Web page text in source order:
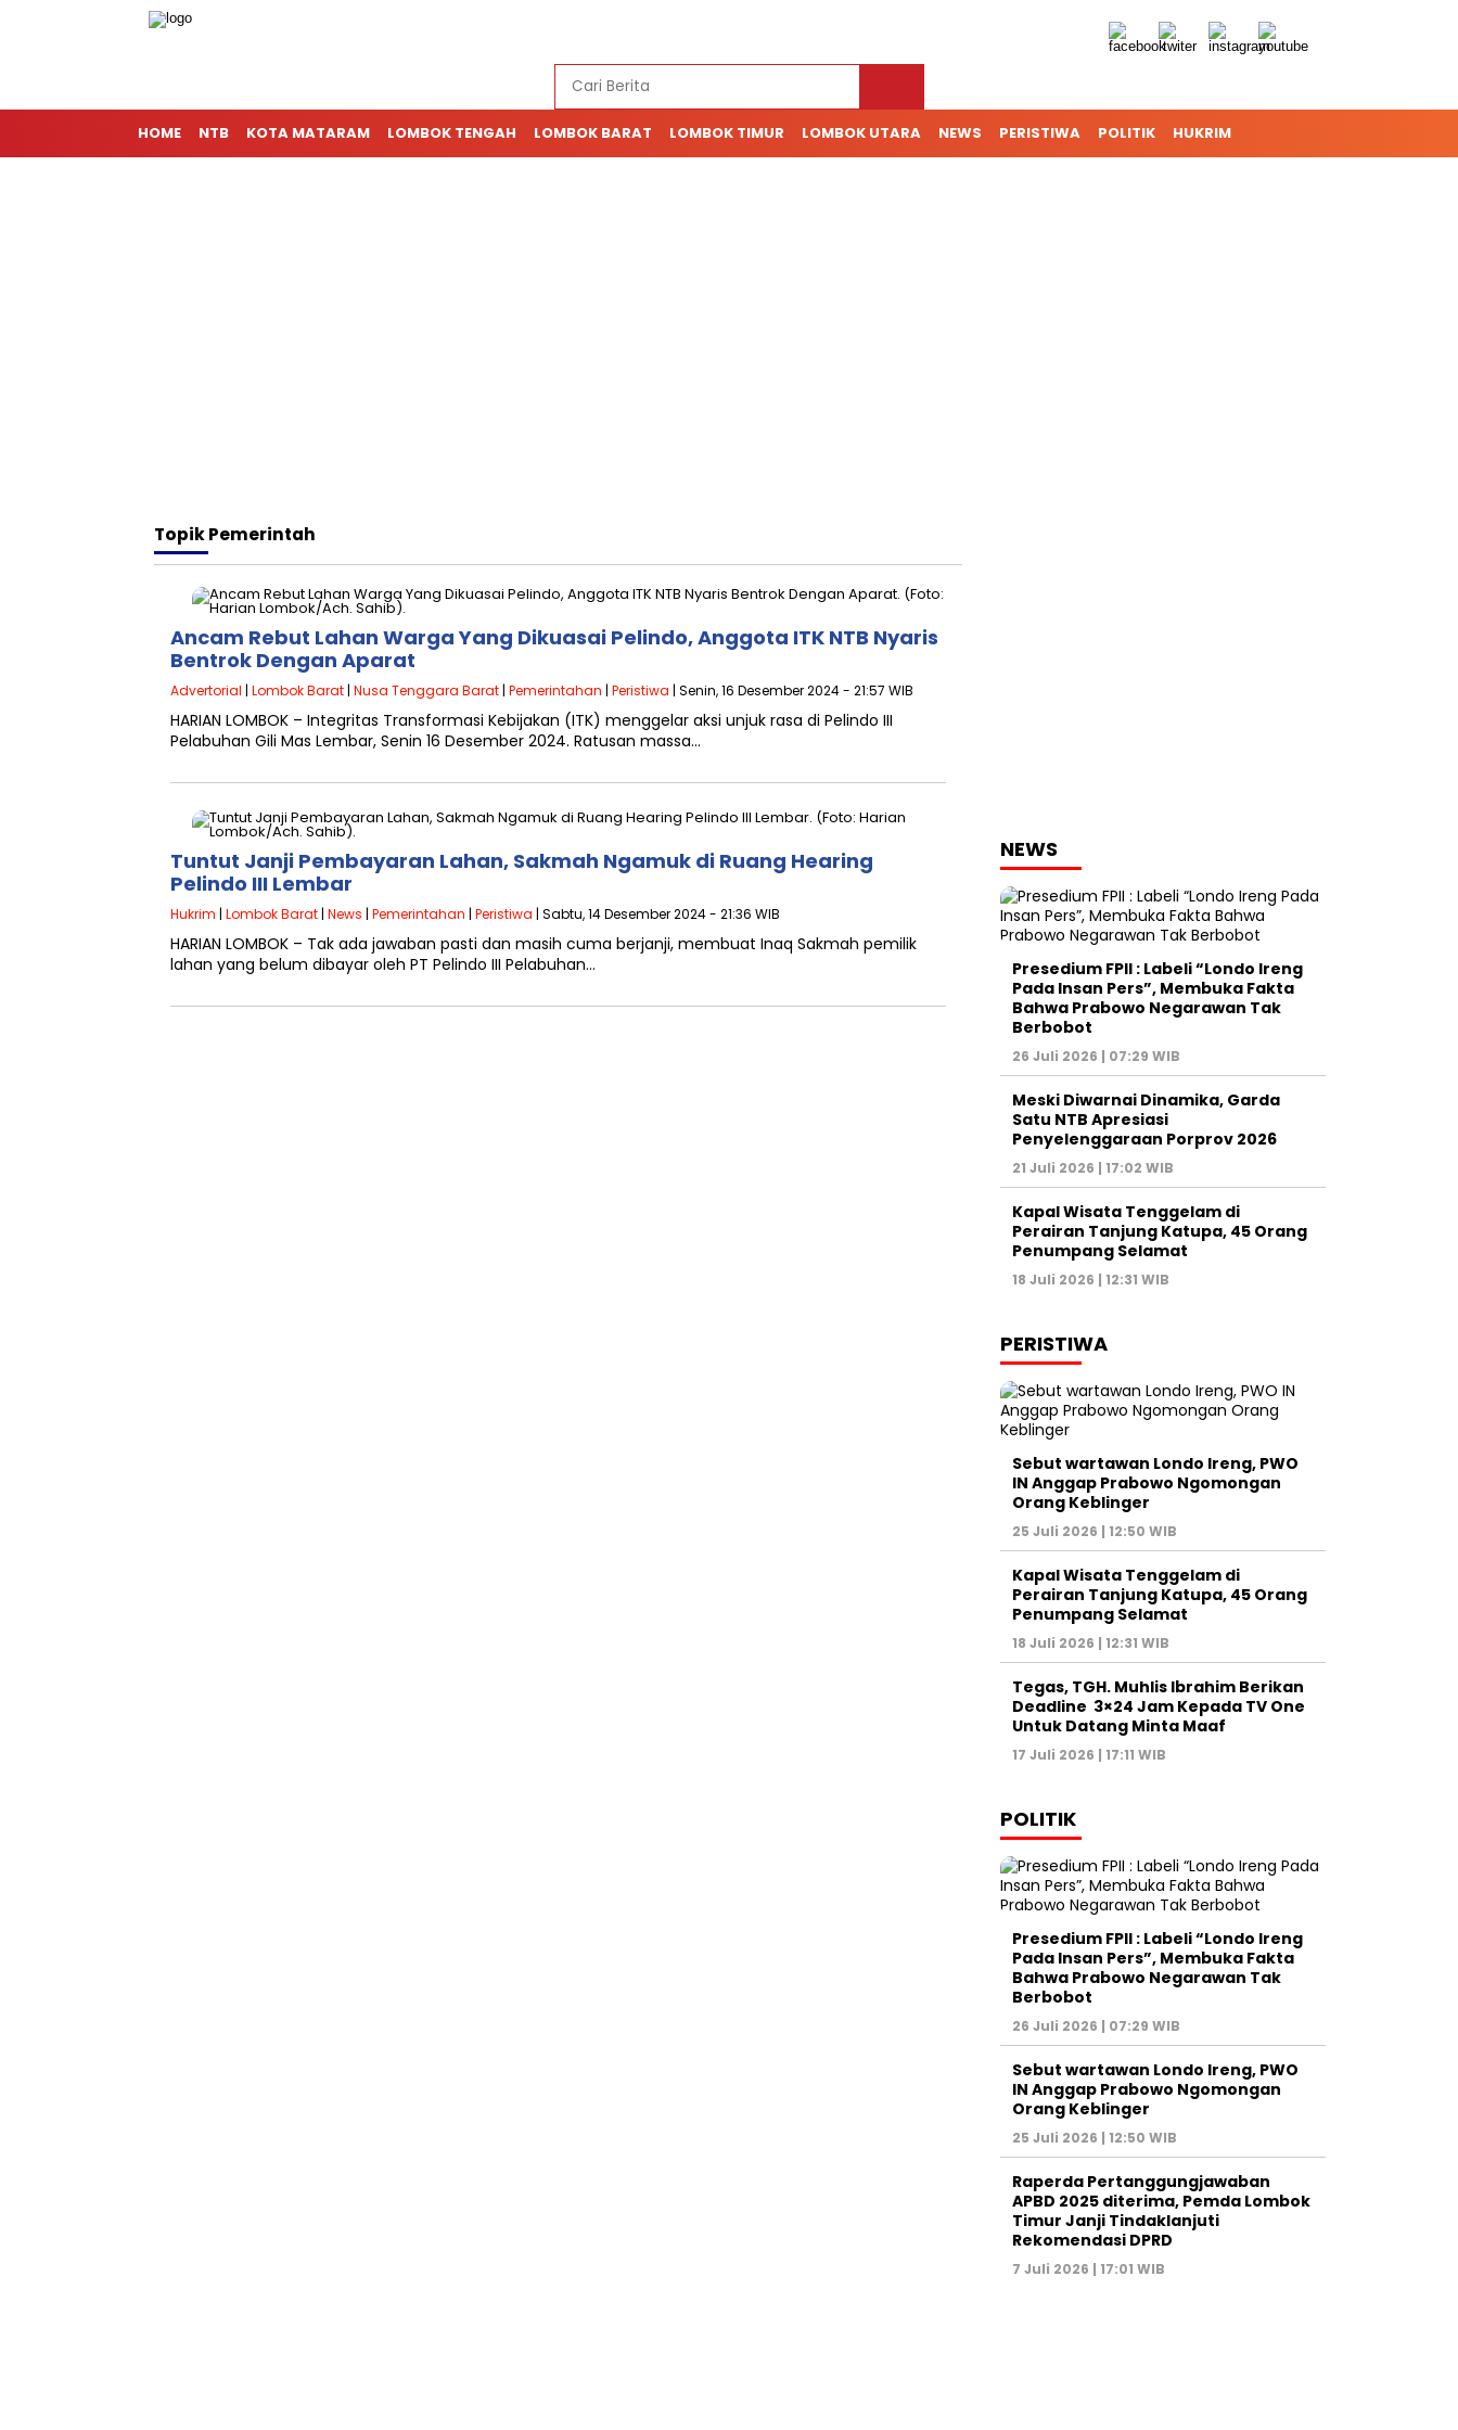
HOME NTB KOTA MATARAM LOMBOK TENGAH LOMBOK BARAT LOMBOK TIMUR LOMBOK UTARA NEWS PERISTIWA POLITIK HUKRIM
TopikPemerintah
Ancam Rebut Lahan Warga Yang Dikuasai Pelindo, Anggota ITK NTB Nyaris
Bentrok Dengan Aparat
Advertorial | Lombok Barat | Nusa Tenggara Barat | Pemerintahan | Peristiwa | Senin, 16 Desember 2024 - 21:57 WIB
HARIAN LOMBOK – Integritas Transformasi Kebijakan (ITK) menggelar aksi unjuk rasa di Pelindo III
Pelabuhan Gili Mas Lembar, Senin 16 Desember 2024. Ratusan massa…
Tuntut Janji Pembayaran Lahan, Sakmah Ngamuk di Ruang Hearing
Pelindo III Lembar
Hukrim | Lombok Barat | News | Pemerintahan | Peristiwa | Sabtu, 14 Desember 2024 - 21:36 WIB
HARIAN LOMBOK – Tak ada jawaban pasti dan masih cuma berjanji, membuat Inaq Sakmah pemilik
lahan yang belum dibayar oleh PT Pelindo III Pelabuhan…
NEWS
Presedium FPII : Labeli “Londo Ireng
Pada Insan Pers”, Membuka Fakta
Bahwa Prabowo Negarawan Tak
Berbobot
26 Juli 2026 | 07:29 WIB
Meski Diwarnai Dinamika, Garda
Satu NTB Apresiasi
Penyelenggaraan Porprov 2026 ‎
21 Juli 2026 | 17:02 WIB
Kapal Wisata Tenggelam di
Perairan Tanjung Katupa, 45 Orang
Penumpang Selamat
18 Juli 2026 | 12:31 WIB
PERISTIWA
Sebut wartawan Londo Ireng, PWO
IN Anggap Prabowo Ngomongan
Orang Keblinger
25 Juli 2026 | 12:50 WIB
Kapal Wisata Tenggelam di
Perairan Tanjung Katupa, 45 Orang
Penumpang Selamat
18 Juli 2026 | 12:31 WIB
Tegas, TGH. Muhlis Ibrahim Berikan
Deadline 3×24 Jam Kepada TV One
Untuk Datang Minta Maaf
17 Juli 2026 | 17:11 WIB
POLITIK
Presedium FPII : Labeli “Londo Ireng
Pada Insan Pers”, Membuka Fakta
Bahwa Prabowo Negarawan Tak
Berbobot
26 Juli 2026 | 07:29 WIB
Sebut wartawan Londo Ireng, PWO
IN Anggap Prabowo Ngomongan
Orang Keblinger
25 Juli 2026 | 12:50 WIB
Raperda Pertanggungjawaban
APBD 2025 diterima, Pemda Lombok
Timur Janji Tindaklanjuti
Rekomendasi DPRD
7 Juli 2026 | 17:01 WIB